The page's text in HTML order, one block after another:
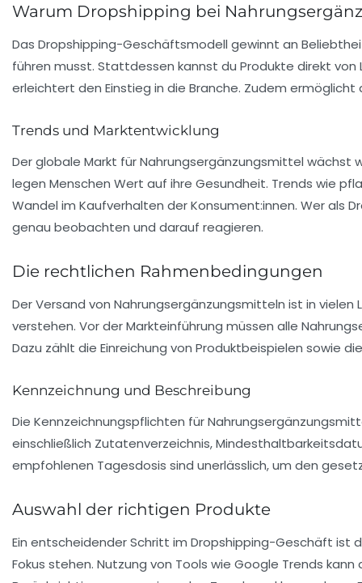
Warum Dropshipping bei
Das Dropshipping-Geschäftsmodell gewinnt an
führen musst. Stattdessen kannst du Produkte direkt von
erleichtert den Einstieg in die Branche. Zudem ermöglicht
Trends und Marktentwicklung
Der globale Markt für Nahrungsergänzungsmittel wächst
legen Menschen Wert auf ihre Gesundheit. Trends wie
Wandel im Kaufverhalten der Konsument:innen. Wer als
genau beobachten und darauf reagieren.
Die rechtlichen Rahmenbedingungen
Der Versand von Nahrungsergänzungsmitteln ist in
verstehen. Vor der Markteinführung müssen alle
Dazu zählt die Einreichung von Produktbeispielen sowie
Kennzeichnung und Beschreibung
Die Kennzeichnungspflichten für
einschließlich Zutatenverzeichnis,
empfohlenen Tagesdosis sind unerlässlich, um den
Auswahl der richtigen Produkte
Ein entscheidender Schritt im Dropshipping-Geschäft ist
Fokus stehen. Nutzung von Tools wie Google Trends